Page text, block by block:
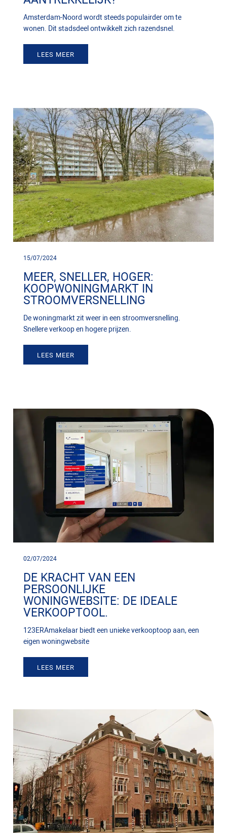
Amsterdam-Noord wordt steeds populairder om te
wonen. Dit stadsdeel ontwikkelt zich razendsnel.
LEES MEER
15/07/2024
MEER, SNELLER, HOGER:
KOOPWONINGMARKT IN
STROOMVERSNELLING
De woningmarkt zit weer in een stroomversnelling.
Snellere verkoop en hogere prijzen.
LEES MEER
02/07/2024
DE KRACHT VAN EEN
PERSOONLIJKE
WONINGWEBSITE: DE IDEALE
VERKOOPTOOL.
123ERAmakelaar biedt een unieke verkooptoop aan, een
eigen woningwebsite
LEES MEER